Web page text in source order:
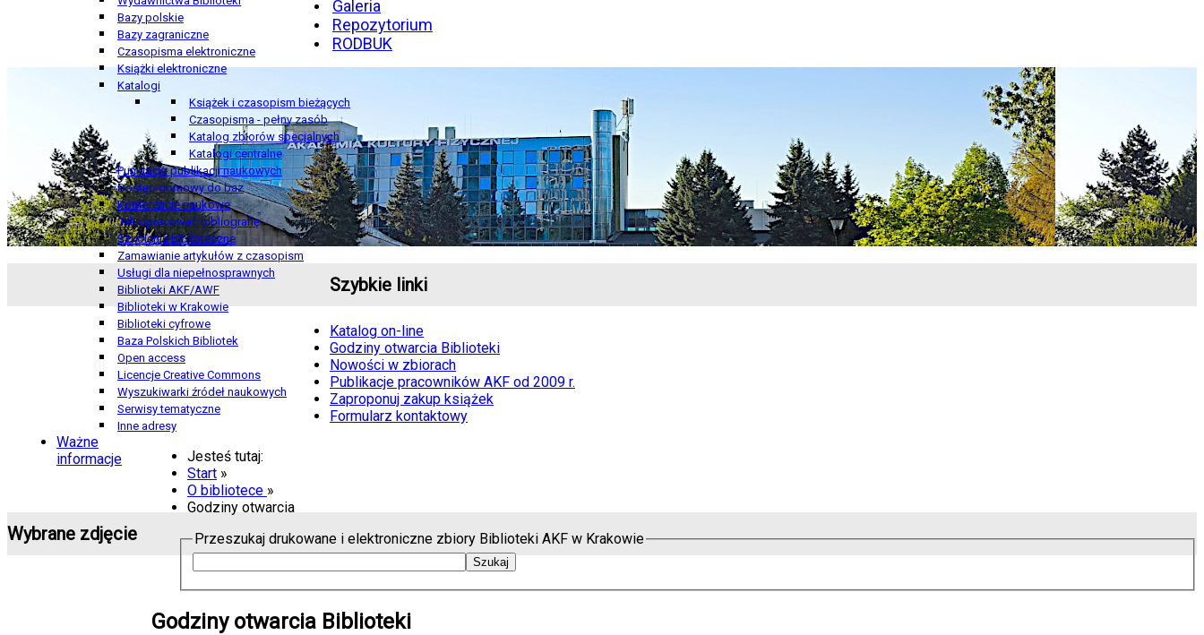
Bazy polskie
Bazy zagraniczne
Czasopisma elektroniczne
Książki elektroniczne
Katalogi
Książek i czasopism bieżących
Czasopisma - pełny zasób
Katalog zbiorów specjalnych
Katalogi centralne
Punktacja publikacji naukowych
Dostęp domowy do baz
Konferencje naukowe
Jak opracować bibliografię
Szkolenia biblioteczne
Zamawianie artykułów z czasopism
Usługi dla niepełnosprawnych
Biblioteki AKF/AWF
Biblioteki w Krakowie
Biblioteki cyfrowe
Baza Polskich Bibliotek
Open access
Licencje Creative Commons
Wyszukiwarki źródeł naukowych
Serwisy tematyczne
Inne adresy
Galeria
Repozytorium
RODBUK
Jesteś tutaj:
Start »
O bibliotece »
Godziny otwarcia
Przeszukaj drukowane i elektroniczne zbiory Biblioteki AKF w Krakowie
Godziny otwarcia Biblioteki
Szybkie linki
Katalog on-line
Godziny otwarcia Biblioteki
Nowości w zbiorach
Publikacje pracowników AKF od 2009 r.
Zaproponuj zakup książek
Formularz kontaktowy
Ważne
informacje
Wybrane zdjęcie